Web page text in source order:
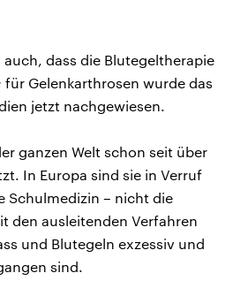
dass die Blutegeltherapie
Gelenkarthrosen wurde das
jetzt nachgewiesen.
ganzen Welt schon seit über
In Europa sind sie in Verruf
Schulmedizin – nicht die
den ausleitenden Verfahren
und Blutegeln exzessiv und
sind.